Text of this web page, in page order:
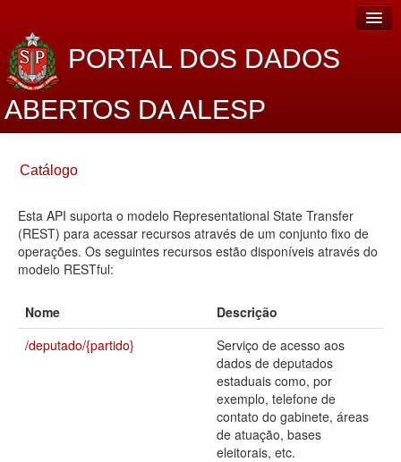
PORTAL DOS DADOS
ABERTOS DA ALESP
Sobre o projeto
Dados Abertos Alesp
Lei de Acesso à Informação
Planejamento
Catálogo de dados
Catálogo
Esta API suporta o modelo Representational State Transfer
(REST) para acessar recursos através de um conjunto fixo de
operações. Os seguintes recursos estão disponíveis através do
modelo RESTful:
Nome
Descrição
/deputado/{partido}
Serviço de acesso aos
dados de deputados
estaduais como, por
exemplo, telefone de
contato do gabinete, áreas
de atuação, bases
eleitorais, etc.